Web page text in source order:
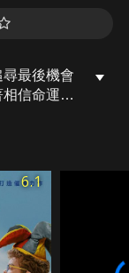
最後機會
信命運會
6.1